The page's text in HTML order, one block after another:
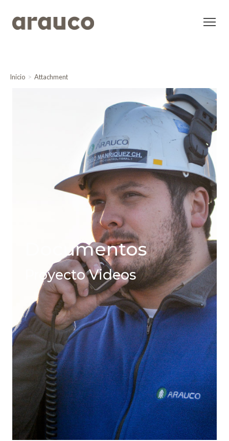
Inicio Attachment
Documentos
Proyecto Videos